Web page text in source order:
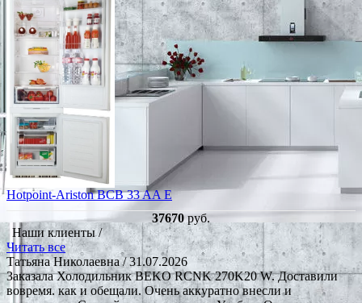
Hotpoint-Ariston BCB 33 AA E
37670руб.
Наши клиенты /
Читать все
Татьяна Николаевна/ 31.07.2026
Заказала Холодильник BEKO RCNK 270K20 W. Доставили
вовремя. как и обещали. Очень аккуратно внесли и